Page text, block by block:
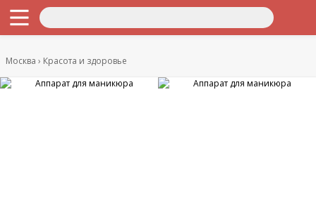
Москва Красота и здоровье